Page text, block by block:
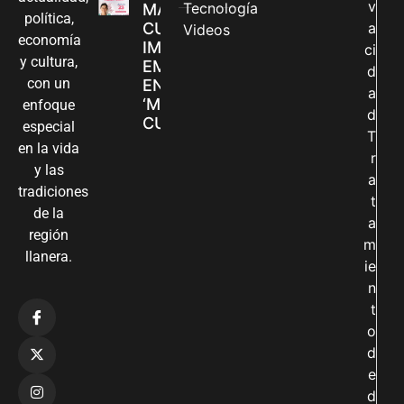
política,
economía
y cultura,
con un
enfoque
especial
en la vida
y las
tradiciones
de la
región
llanera.
MADRES
CUIDADORAS
IMPULSAN SUS
EMPRENDIMIENTOS
EN LA FERIA
‘MANOS QUE
CUIDAN Y CREAN’
Tecnología
Videos
v
a
ci
d
a
d
T
r
a
t
a
m
ie
n
t
o
d
e
d